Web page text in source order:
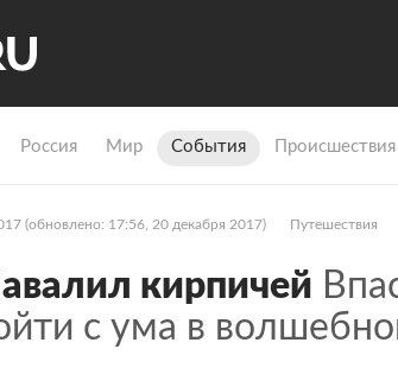
Россия Мир События Происшествия
(обновлено: 17:56, 20 декабря 2017) Путешествия
кирпичей
с ума в